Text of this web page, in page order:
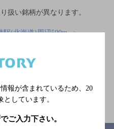
扱い銘柄が異なります。
駅(北海道)周辺500m
放題あり,個室ありの神泡超達
ジ
報が含まれているため、 20
としています。
ご入力下さい。